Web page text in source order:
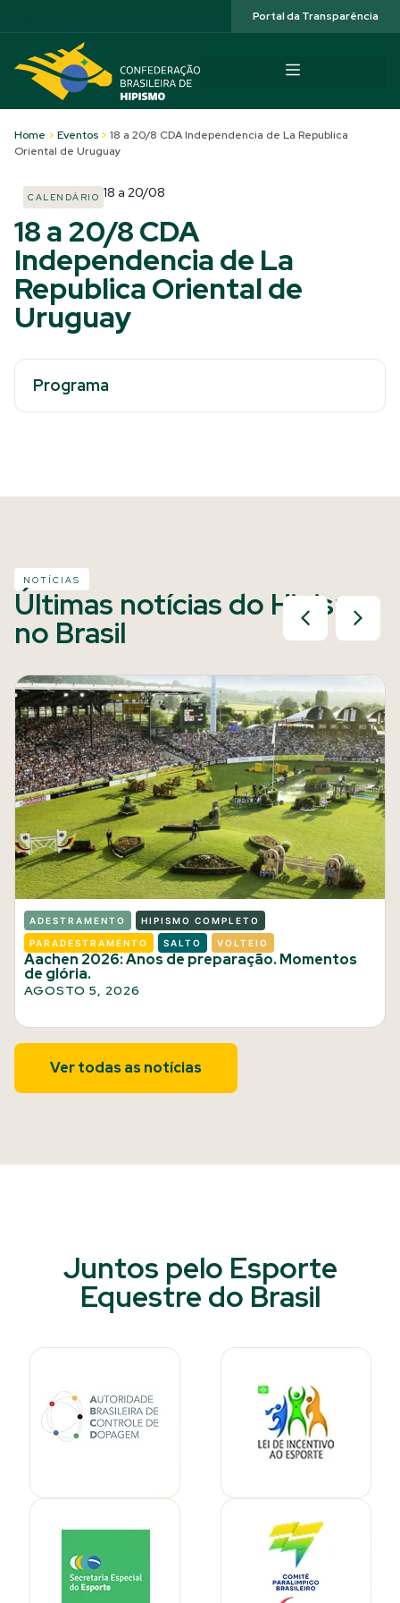
Portal da Transparência
Home > Eventos > 18 a 20/8 CDA Independencia de La Republica
Oriental de Uruguay
CALENDÁRIO 18 a 20/08
18 a 20/8 CDA
Independencia de La
Republica Oriental de
Uruguay
Programa
NOTÍCIAS
Últimas notícias do Hipismo
no Brasil
ADESTRAMENTO HIPISMO COMPLETO
PARADESTRAMENTO SALTO VOLTEIO
Aachen 2026: Anos de preparação. Momentos
de glória.
AGOSTO 5, 2026
Ver todas as notícias
Juntos pelo Esporte
Equestre do Brasil​